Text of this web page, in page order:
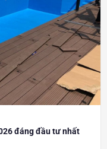
đáng đầu tư nhất